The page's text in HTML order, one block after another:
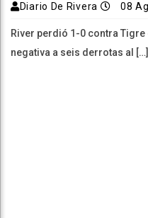
Diario De Rivera 08
River perdió 1-0 contra
negativa a seis derrotas al […]